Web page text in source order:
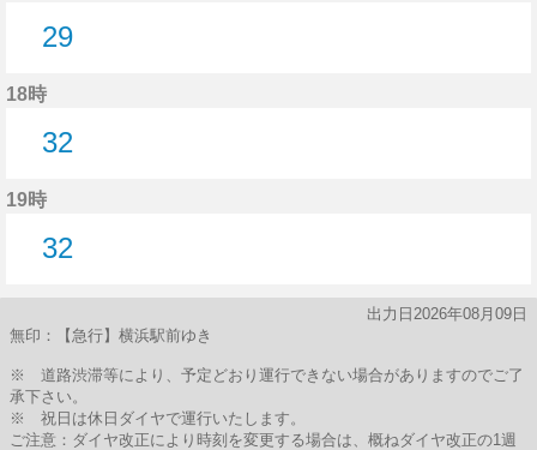
29
18時
32
19時
32
出力日2026年08月09日
無印：【急行】横浜駅前ゆき
※ 道路渋滞等により、予定どおり運行できない場合がありますのでご了
承下さい。
※ 祝日は休日ダイヤで運行いたします。
ご注意：ダイヤ改正により時刻を変更する場合は、概ねダイヤ改正の1週